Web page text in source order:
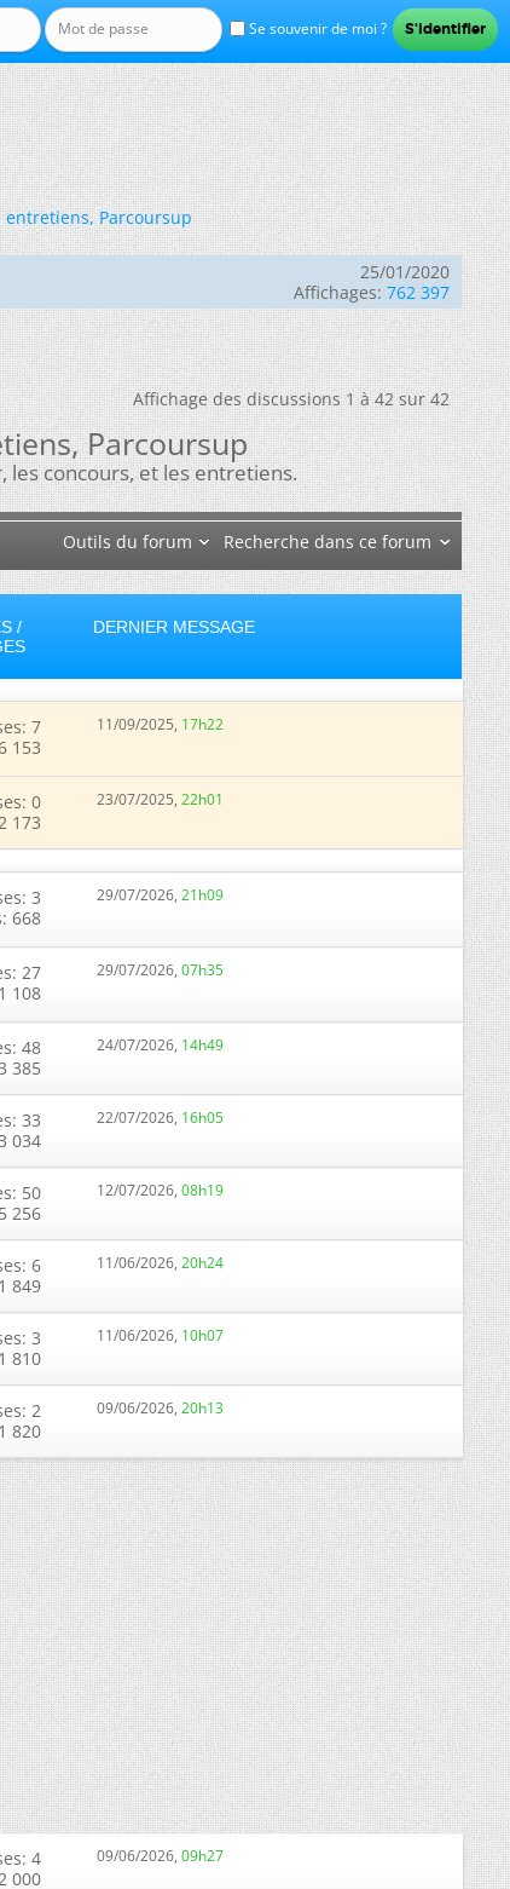
Se souvenir de moi ?
entretiens, Parcoursup
25/01/2020
Affichages: 762 397
Affichage des discussions 1 à 42 sur 42
Parcoursup
concours, et les entretiens.
Outils du forum Recherche dans ce forum
/
DERNIER MESSAGE
7
153
11/09/2025, 17h22
0
173
23/07/2025, 22h01
3
668
29/07/2026, 21h09
27
108
29/07/2026, 07h35
48
385
24/07/2026, 14h49
33
034
22/07/2026, 16h05
50
256
12/07/2026, 08h19
6
849
11/06/2026, 20h24
3
810
11/06/2026, 10h07
2
820
09/06/2026, 20h13
4
000
09/06/2026, 09h27